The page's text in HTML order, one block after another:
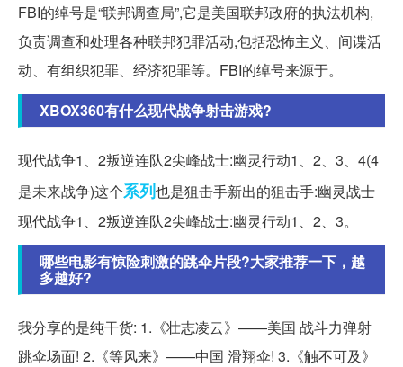
FBI的绰号是“联邦调查局”,它是美国联邦政府的执法机构,
负责调查和处理各种联邦犯罪活动,包括恐怖主义、间谍活
动、有组织犯罪、经济犯罪等。FBI的绰号来源于。
XBOX360有什么现代战争射击游戏?
现代战争1、2叛逆连队2尖峰战士:幽灵行动1、2、3、4(4
是未来战争)这个系列也是狙击手新出的狙击手:幽灵战士
现代战争1、2叛逆连队2尖峰战士:幽灵行动1、2、3。
哪些电影有惊险刺激的跳伞片段?大家推荐一下，越
多越好?
我分享的是纯干货: 1.《壮志凌云》——美国 战斗力弹射
跳伞场面! 2.《等风来》——中国 滑翔伞! 3.《触不可及》